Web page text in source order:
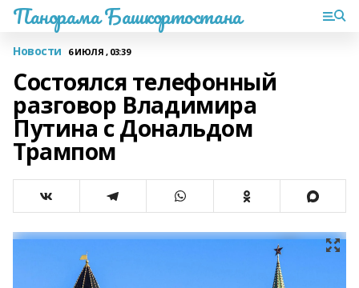
Панорама Башкортостана
Новости 6 ИЮЛЯ , 03:39
Состоялся телефонный
разговор Владимира
Путина с Дональдом
Трампом